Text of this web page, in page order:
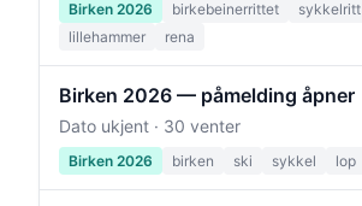
Birken 2026 birkebeinerrittet
sykkelritt
lillehammer
rena
Birken 2026 — påmelding åpner
Dato ukjent · 30 venter
Birken 2026 birken ski sykkel lop